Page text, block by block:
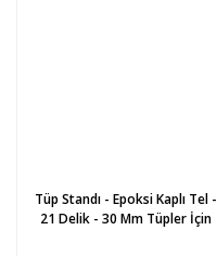
Tüp Standı - Epoksi Kaplı Tel -
21 Delik - 30 Mm Tüpler İçin